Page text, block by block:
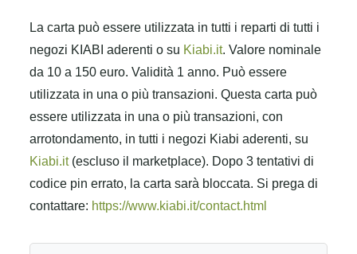
La carta può essere utilizzata in tutti i reparti di tutti i
negozi KIABI aderenti o su Kiabi.it. Valore nominale
da 10 a 150 euro. Validità 1 anno. Può essere
utilizzata in una o più transazioni. Questa carta può
essere utilizzata in una o più transazioni, con
arrotondamento, in tutti i negozi Kiabi aderenti, su
Kiabi.it(escluso il marketplace). Dopo 3 tentativi di
codice pin errato, la carta sarà bloccata. Si prega di
contattare: https://www.kiabi.it/contact.html